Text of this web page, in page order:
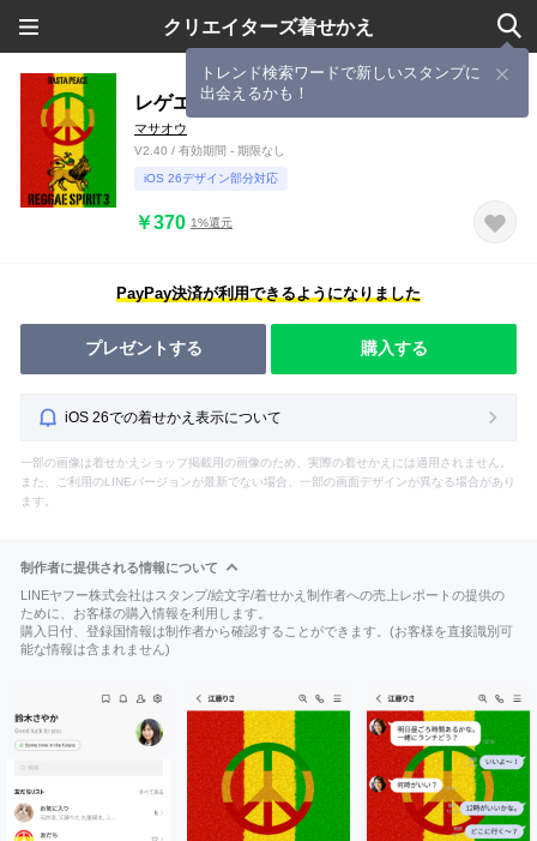
クリエイターズ着せかえ
トレンド検索ワードで新しいスタンプに
出会えるかも！
レゲエ魂 3
マサオウ
V2.40 / 有効期間 - 期限なし
iOS 26デザイン部分対応
￥370 1%還元
PayPay決済が利用できるようになりました
プレゼントする 購入する
iOS 26での着せかえ表示について
一部の画像は着せかえショップ掲載用の画像のため、実際の着せかえには適用されません。
また、ご利用のLINEバージョンが最新でない場合、一部の画面デザインが異なる場合があり
ます。
制作者に提供される情報について
LINEヤフー株式会社はスタンプ/絵文字/着せかえ制作者への売上レポートの提供の
ために、お客様の購入情報を利用します。
購入日付、登録国情報は制作者から確認することができます。(お客様を直接識別可
能な情報は含まれません)